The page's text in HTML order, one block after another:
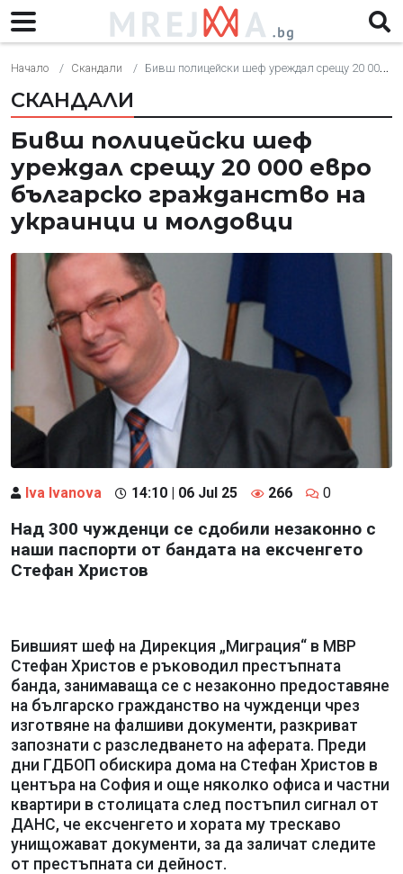
Начало Скандали Бивш полицейски шеф уреждал срещу 20 000 евро българско гражданство на украинци и молдовци
СКАНДАЛИ
Бивш полицейски шеф
уреждал срещу 20 000 евро
българско гражданство на
украинци и молдовци
Iva Ivanova 14:10 | 06 Jul 25 266 0
Над 300 чужденци се сдобили незаконно с
наши паспорти от бандата на ексченгето
Стефан Христов
Бившият шеф на Дирекция „Миграция“ в МВР
Стефан Христов е ръководил престъпната
банда, занимаваща се с незаконно предоставяне
на българско гражданство на чужденци чрез
изготвяне на фалшиви документи, разкриват
запознати с разследването на аферата. Преди
дни ГДБОП обискира дома на Стефан Христов в
центъра на София и още няколко офиса и частни
квартири в столицата след постъпил сигнал от
ДАНС, че ексченгето и хората му трескаво
унищожават документи, за да заличат следите
от престъпната си дейност.